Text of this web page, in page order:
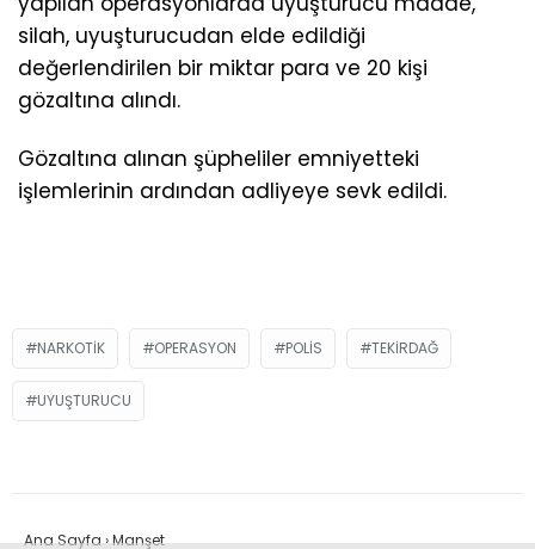
silah, uyuşturucudan elde edildiği
değerlendirilen bir miktar para ve 20 kişi
gözaltına alındı.
Gözaltına alınan şüpheliler emniyetteki
işlemlerinin ardından adliyeye sevk edildi.
NARKOTIK OPERASYON POLIS TEKIRDAĞ
UYUŞTURUCU
Ana Sayfa›Manşet